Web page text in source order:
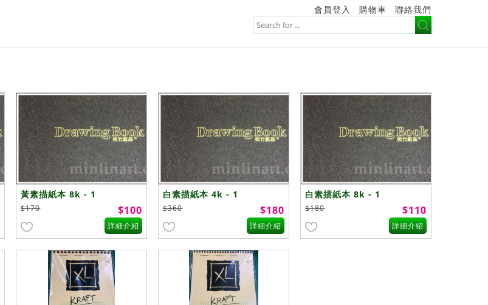
會員登入 購物車 聯絡我們
黃素描紙本 8k - 1
$170 $100
詳細介紹
白素描紙本 4k - 1
$360 $180
詳細介紹
白素描紙本 8k - 1
$180 $110
詳細介紹